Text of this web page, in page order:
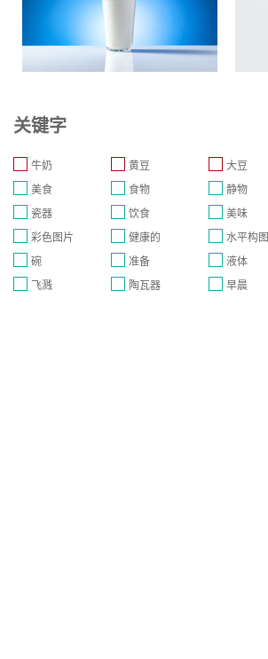
关键字
牛奶 黄豆
大豆
美食
食物 静物
瓷器
饮食 美味
彩色图片
健康的 水平构图
碗
准备 液体
飞溅
陶瓦器 早晨